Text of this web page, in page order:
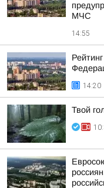
МЧС
14:55
14:20
Твой